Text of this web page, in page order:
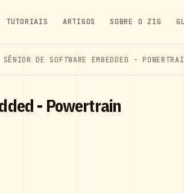
TUTORIAIS ARTIGOS SOBRE O ZIG
DE SOFTWARE EMBEDDED -
- Powertrain